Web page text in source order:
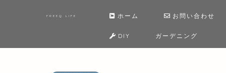
FREEQ LIFE ホーム お問い合わせ
DIY ガーデニング